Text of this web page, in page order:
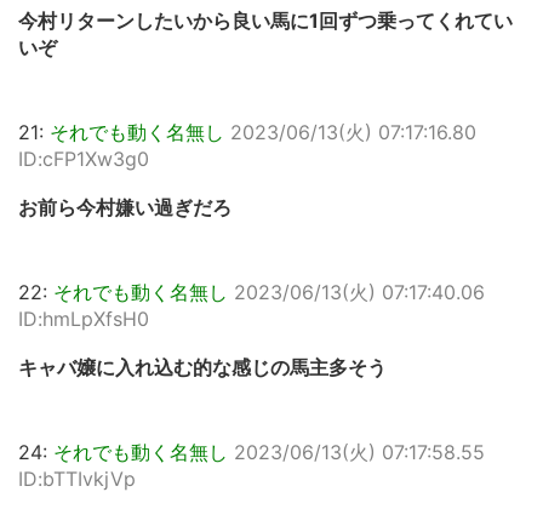
今村リターンしたいから良い馬に1回ずつ乗ってくれてい
いぞ
21: それでも動く名無し 2023/06/13(火) 07:17:16.80
ID:cFP1Xw3g0
お前ら今村嫌い過ぎだろ
22: それでも動く名無し 2023/06/13(火) 07:17:40.06
ID:hmLpXfsH0
キャバ嬢に入れ込む的な感じの馬主多そう
24: それでも動く名無し 2023/06/13(火) 07:17:58.55
ID:bTTIvkjVp